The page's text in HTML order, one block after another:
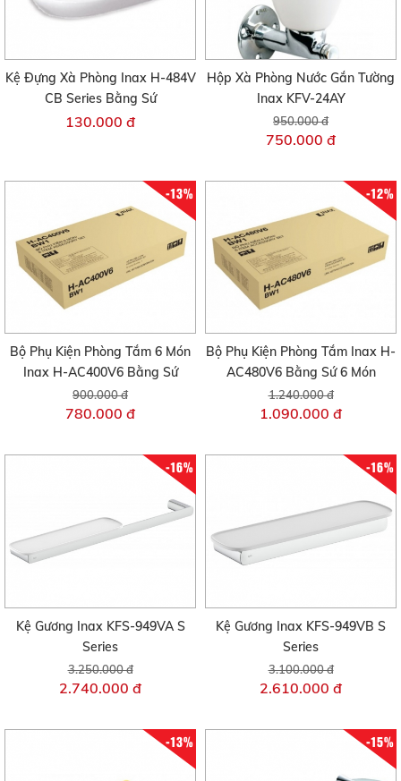
Kệ Đựng Xà Phòng Inax H-484V
CB Series Bằng Sứ
130.000 đ
Hộp Xà Phòng Nước Gắn Tường
Inax KFV-24AY
950.000 đ
750.000 đ
-13%
Bộ Phụ Kiện Phòng Tắm 6 Món
Inax H-AC400V6 Bằng Sứ
900.000 đ
780.000 đ
-12%
Bộ Phụ Kiện Phòng Tắm Inax H-
AC480V6 Bằng Sứ 6 Món
1.240.000 đ
1.090.000 đ
-16%
Kệ Gương Inax KFS-949VA S
Series
3.250.000 đ
2.740.000 đ
-16%
Kệ Gương Inax KFS-949VB S
Series
3.100.000 đ
2.610.000 đ
-13% -15%